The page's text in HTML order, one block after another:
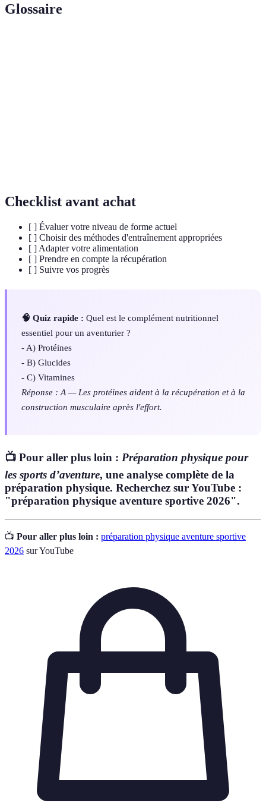
Glossaire
Checklist avant achat
[ ] Évaluer votre niveau de forme actuel
[ ] Choisir des méthodes d'entraînement appropriées
[ ] Adapter votre alimentation
[ ] Prendre en compte la récupération
[ ] Suivre vos progrès
🧠 Quiz rapide : Quel est le complément nutritionnel
essentiel pour un aventurier ?
- A) Protéines
- B) Glucides
- C) Vitamines
Réponse : A — Les protéines aident à la récupération et à la
construction musculaire après l'effort.
📺 Pour aller plus loin : Préparation physique pour
les sports d’aventure, une analyse complète de la
préparation physique. Recherchez sur YouTube :
"préparation physique aventure sportive 2026".
📺 Pour aller plus loin : préparation physique aventure sportive
2026 sur YouTube